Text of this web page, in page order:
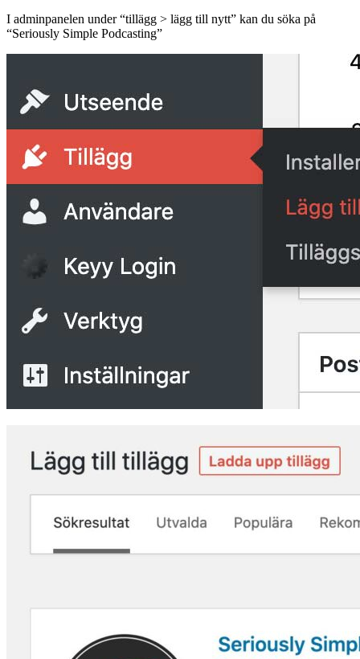
I adminpanelen under “tillägg > lägg till nytt” kan du söka på
“Seriously Simple Podcasting”